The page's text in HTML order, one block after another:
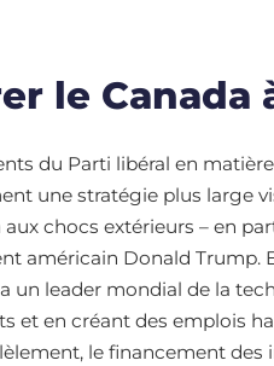
le Canada
du Parti libéral en
une stratégie plus large
chocs extérieurs – en
américain Donald Trump.
un leader mondial de la
et en créant des emplois
le financement des